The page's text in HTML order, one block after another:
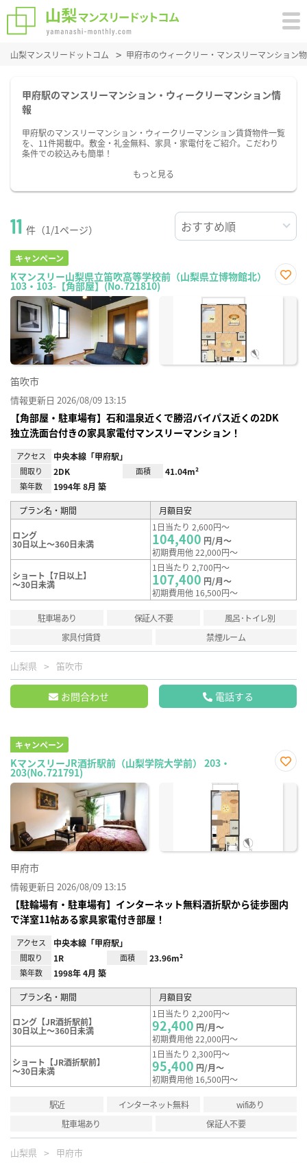
山梨マンスリードットコム 甲府市のウィークリー・マンスリーマンション
甲府駅のマンスリーマンション・ウィークリーマンション情
報
甲府駅のマンスリーマンション・ウィークリーマンション賃貸物件一覧
を、11件掲載中。敷金・礼金無料、家具・家電付をご紹介。こだわり
条件での絞込みも簡単！
もっと見る
11 件（1/1ページ）
キャンペーン
Kマンスリー山梨県立笛吹高等学校前（山梨県立博物館北）
103・103-【角部屋】(No.721810)
に入
笛吹市
情報更新日 2026/08/09 13:15
【角部屋・駐車場有】石和温泉近くで勝沼バイパス近くの2DK
独立洗面台付きの家具家電付マンスリーマンション！
アクセス 中央本線「甲府駅」
間取り 2DK 面積 41.04m²
築年数 1994年 8月 築
プラン名・期間 月額目安
ロング
30日以上～360日未満
1日当たり 2,600円～
104,400 円/月～
初期費用他 22,000円～
ショート【7日以上】
～30日未満
1日当たり 2,700円～
107,400 円/月～
初期費用他 16,500円～
駐車場あり 保証人不要
風呂･トイレ別
家具付賃貸
禁煙ルーム
山梨県 笛吹市
お問合わせ 電話する
キャンペーン
KマンスリーJR酒折駅前（山梨学院大学前） 203・
203(No.721791)
に入
甲府市
情報更新日 2026/08/09 13:15
【駐輪場有・駐車場有】インターネット無料酒折駅から徒歩圏内
で洋室11帖ある家具家電付き部屋！
アクセス 中央本線「甲府駅」
間取り 1R 面積 23.96m²
築年数 1998年 4月 築
プラン名・期間 月額目安
ロング【JR酒折駅前】
30日以上～360日未満
1日当たり 2,200円～
92,400 円/月～
初期費用他 22,000円～
ショート【JR酒折駅前】
～30日未満
1日当たり 2,300円～
95,400 円/月～
初期費用他 16,500円～
駅近 インターネット無料
wifiあり
駐車場あり
保証人不要
山梨県 甲府市